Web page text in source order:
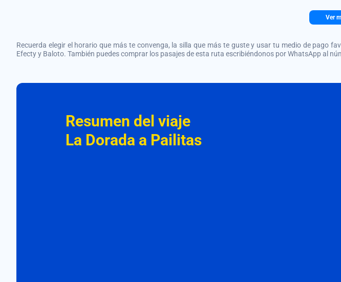
Ver
Recuerda elegir el horario que más te convenga, la silla que más te guste y usar tu medio de pago
Efecty y Baloto. También puedes comprar los pasajes de esta ruta escribiéndonos por WhatsApp al
Resumen del viaje
La Dorada a Pailitas